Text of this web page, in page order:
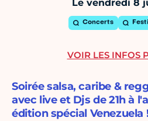
Le vendredi 8
Concerts
Soirée salsa, caribe &
avec live et Djs de 21h à
édition spécial Venezuela
VOIR LES INFOS